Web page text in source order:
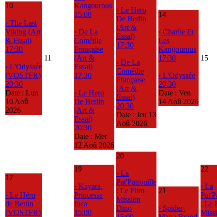
10
› The Last
Viking (Art
& Essai)
17:30
› L'Odyssée
(VOSTFR)
20:30
Date : Lun
10 Aoû
2026
11
Kangourous
15:00
› De La
Comédie
Française
(Art &
Essai)
17:30
› Le Hero
De Berlin
(Art &
Essai)
20:30
Date : Mer
12 Aoû 2026
› Le Hero
De Berlin
(Art &
Essai)
17:30
› De La
Comédie
Française
(Art &
Essai)
20:30
Date : Jeu 13
Aoû 2026
14
› Charlie Et
Les
Kangourous
17:30
› L'Odyssée
20:30
Date : Ven
14 Aoû 2026
15
17
› Le Héro
de Berlin
(VOSTFR)
19
› Kayara,
Princesse
Inca
15:00
20
› La
Pat'Patrouille
: Le Film
Mission
Dino
21
› Spider-
22
› La
: Le